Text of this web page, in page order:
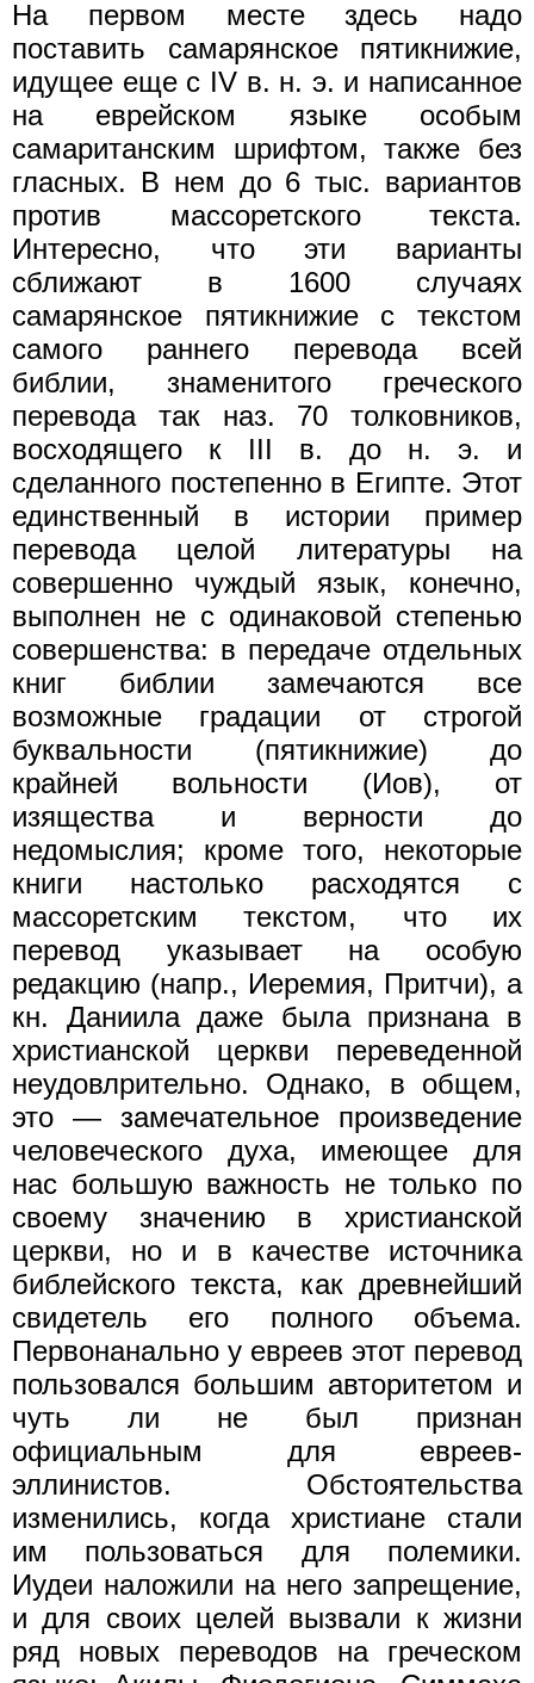
На первом месте здесь надо
поставить самарянское пятикнижие,
идущее еще с IV в. н. э. и написанное
на еврейском языке особым
самаританским шрифтом, также без
гласных. В нем до 6 тыс. вариантов
против массоретского текста.
Интересно, что эти варианты
сближают в 1600 случаях
самарянское пятикнижие с текстом
самого раннего перевода всей
библии, знаменитого греческого
перевода так наз. 70 толковников,
восходящего к III в. до н. э. и
сделанного постепенно в Египте. Этот
единственный в истории пример
перевода целой литературы на
совершенно чуждый язык, конечно,
выполнен не с одинаковой степенью
совершенства: в передаче отдельных
книг библии замечаются все
возможные градации от строгой
буквальности (пятикнижие) до
крайней вольности (Иов), от
изящества и верности до
недомыслия; кроме того, некоторые
книги настолько расходятся с
массоретским текстом, что их
перевод указывает на особую
редакцию (напр., Иеремия, Притчи), а
кн. Даниила даже была признана в
христианской церкви переведенной
неудовлрительно. Однако, в общем,
это — замечательное произведение
человеческого духа, имеющее для
нас большую важность не только по
своему значению в христианской
церкви, но и в качестве источника
библейского текста, как древнейший
свидетель его полного объема.
Первонанально у евреев этот перевод
пользовался большим авторитетом и
чуть ли не был признан
официальным для евреев-
эллинистов. Обстоятельства
изменились, когда христиане стали
им пользоваться для полемики.
Иудеи наложили на него запрещение,
и для своих целей вызвали к жизни
ряд новых переводов на греческом